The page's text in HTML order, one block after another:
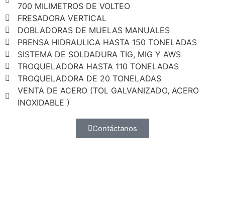
700 MILIMETROS DE VOLTEO
FRESADORA VERTICAL
DOBLADORAS DE MUELAS MANUALES
PRENSA HIDRAULICA HASTA 150 TONELADAS
SISTEMA DE SOLDADURA TIG, MIG Y AWS
TROQUELADORA HASTA 110 TONELADAS
TROQUELADORA DE 20 TONELADAS
VENTA DE ACERO (TOL GALVANIZADO, ACERO
INOXIDABLE )
Contáctanos